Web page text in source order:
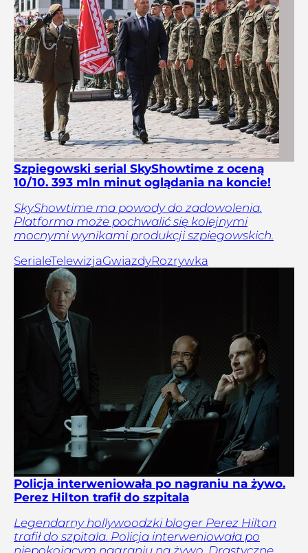
Szpiegowski serial SkyShowtime z oceną
10/10. 393 mln minut oglądania na koncie!
SkyShowtime ma powody do zadowolenia.
Platforma może pochwalić się kolejnymi
mocnymi wynikami produkcji szpiegowskich.
SerialeTelewizjaGwiazdyRozrywka
Policja interweniowała po nagraniu na żywo.
Perez Hilton trafił do szpitala
Legendarny hollywoodzki bloger Perez Hilton
trafił do szpitala. Policja interweniowała po
niepokojącym nagraniu na żywo. Drastyczne